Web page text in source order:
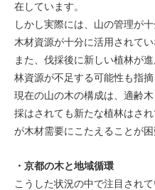
在しています。
しかし実際には、山の管理が
木材資源が十分に活用されてい
また、伐採後に新しい植林が
林資源が不足する可能性も指摘
現在の山の木の構成は、適齢
採はされても新たな植林はさ
が木材需要にこたえることが
・京都の木と地域循環
こうした状況の中で注目され